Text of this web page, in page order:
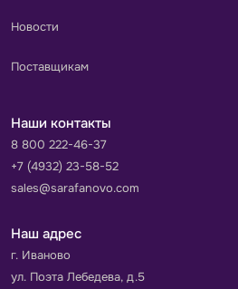
Новости
Поставщикам
Наши контакты
8 800 222-46-37
+7 (4932) 23-58-52
sales@sarafanovo.com
Наш адрес
г. Иваново
ул. Поэта Лебедева, д.5